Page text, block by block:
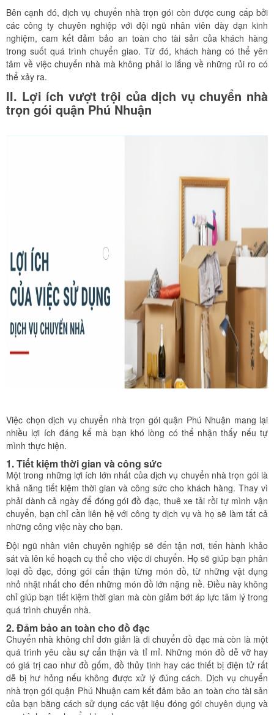
Bên cạnh đó, dịch vụ chuyển nhà trọn gói còn được cung cấp bởi
các công ty chuyên nghiệp với đội ngũ nhân viên dày dạn kinh
nghiệm, cam kết đảm bảo an toàn cho tài sản của khách hàng
trong suốt quá trình chuyển giao. Từ đó, khách hàng có thể yên
tâm về việc chuyển nhà mà không phải lo lắng về những rủi ro có
thể xảy ra.
II. Lợi ích vượt trội của dịch vụ chuyển nhà
trọn gói quận Phú Nhuận
Việc chọn dịch vụ chuyển nhà trọn gói quận Phú Nhuận mang lại
nhiều lợi ích đáng kể mà bạn khó lòng có thể nhận thấy nếu tự
mình thực hiện.
1. Tiết kiệm thời gian và công sức
Một trong những lợi ích lớn nhất của dịch vụ chuyển nhà trọn gói là
khả năng tiết kiệm thời gian và công sức cho khách hàng. Thay vì
phải dành cả ngày để đóng gói đồ đạc, thuê xe tải rồi tự mình vận
chuyển, bạn chỉ cần liên hệ với công ty dịch vụ và họ sẽ làm tất cả
những công việc này cho bạn.
Đội ngũ nhân viên chuyên nghiệp sẽ đến tận nơi, tiến hành khảo
sát và lên kế hoạch cụ thể cho việc di chuyển. Họ sẽ giúp bạn phân
loại đồ đạc, đóng gói cẩn thận từng món đồ, từ những vật dụng
nhỏ nhặt nhất cho đến những món đồ lớn nặng nề. Điều này không
chỉ giúp bạn tiết kiệm thời gian mà còn giảm bớt áp lực tâm lý trong
quá trình chuyển nhà.
2. Đảm bảo an toàn cho đồ đạc
Chuyển nhà không chỉ đơn giản là di chuyển đồ đạc mà còn là một
quá trình yêu cầu sự cẩn thận và tỉ mỉ. Những món đồ dễ vỡ hay
có giá trị cao như đồ gốm, đồ thủy tinh hay các thiết bị điện tử rất
dễ bị hư hỏng nếu không được xử lý đúng cách. Dịch vụ chuyển
nhà trọn gói quận Phú Nhuận cam kết đảm bảo an toàn cho tài sản
của bạn bằng cách sử dụng các vật liệu đóng gói chuyên dụng và